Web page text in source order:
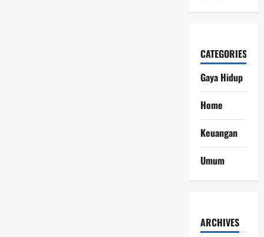
CATEGORIES
Gaya Hidup
Home
Keuangan
Umum
ARCHIVES